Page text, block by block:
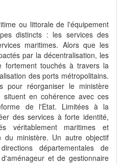
ou littorale de l'équipement
distincts : les services des
maritimes. Alors que les
par la décentralisation, les
fortement touchés à travers la
des ports métropolitains.
pour réorganiser le ministère
en cohérence avec ces
de l'Etat. Limitées à la
des services à forte identité,
véritablement maritimes et
du ministère. Un autre objectif
départementales de
et de gestionnaire